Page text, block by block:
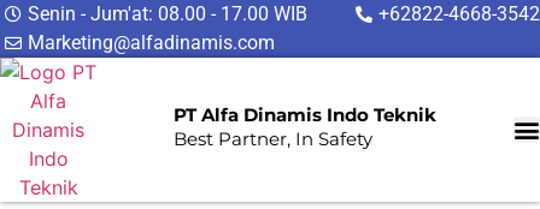
Senin - Jum'at: 08.00 - 17.00 WIB
+62822-4668-3542
Marketing@alfadinamis.com
PT Alfa Dinamis Indo Teknik
Best Partner, In Safety